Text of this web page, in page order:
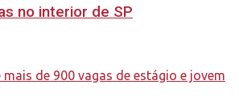
no interior de SP